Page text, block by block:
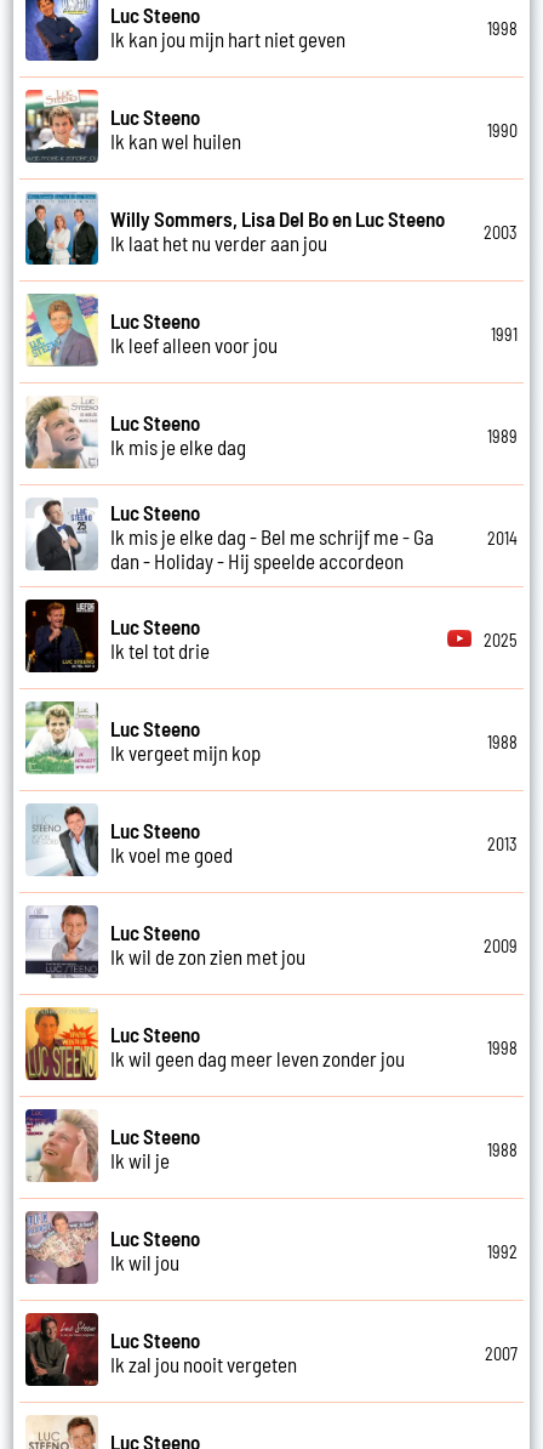
Luc Steeno
Ik kan jou mijn hart niet geven
1998
Luc Steeno
Ik kan wel huilen
1990
Willy Sommers, Lisa Del Bo en Luc Steeno
Ik laat het nu verder aan jou
2003
Luc Steeno
Ik leef alleen voor jou
1991
Luc Steeno
Ik mis je elke dag
1989
Luc Steeno
Ik mis je elke dag - Bel me schrijf me - Ga
dan - Holiday - Hij speelde accordeon
2014
Luc Steeno
Ik tel tot drie
2025
Luc Steeno
Ik vergeet mijn kop
1988
Luc Steeno
Ik voel me goed
2013
Luc Steeno
Ik wil de zon zien met jou
2009
Luc Steeno
Ik wil geen dag meer leven zonder jou
1998
Luc Steeno
Ik wil je
1988
Luc Steeno
Ik wil jou
1992
Luc Steeno
Ik zal jou nooit vergeten
2007
Luc Steeno